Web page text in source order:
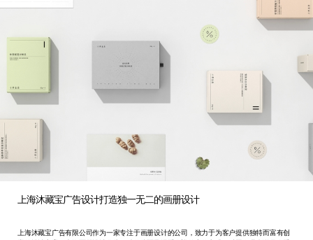
上海沐藏宝广告设计打造独一无二的画册设计
上海沐藏宝广告有限公司作为一家专注于画册设计的公司，致力于为客户提供独特而富有创